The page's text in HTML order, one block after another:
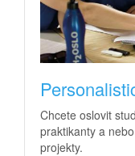
Chcete oslovit
praktikanty a
projekty.